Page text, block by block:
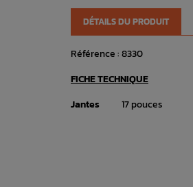
DÉTAILS DU PRODUIT
Référence :8330
FICHE TECHNIQUE
Jantes
17 pouces